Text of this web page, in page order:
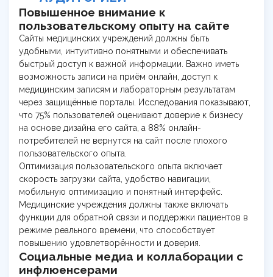
Повышенное внимание к
пользовательскому опыту на сайте
Сайты медицинских учреждений должны быть
удобными, интуитивно понятными и обеспечивать
быстрый доступ к важной информации. Важно иметь
возможность записи на приём онлайн, доступ к
медицинским записям и лабораторным результатам
через защищённые порталы. Исследования показывают,
что 75% пользователей оценивают доверие к бизнесу
на основе дизайна его сайта, а 88% онлайн-
потребителей не вернутся на сайт после плохого
пользовательского опыта.
Оптимизация пользовательского опыта включает
скорость загрузки сайта, удобство навигации,
мобильную оптимизацию и понятный интерфейс.
Медицинские учреждения должны также включать
функции для обратной связи и поддержки пациентов в
режиме реального времени, что способствует
повышению удовлетворённости и доверия.
Социальные медиа и коллаборации с
инфлюенсерами